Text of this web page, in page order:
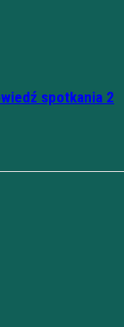
spotkania 2